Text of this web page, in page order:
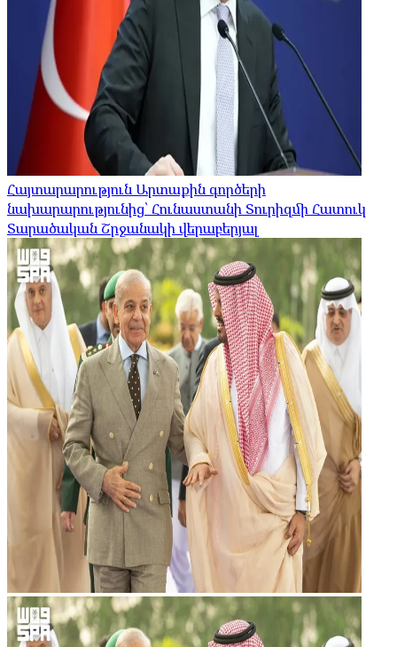
Հայտարարություն Արտաքին գործերի
նախարարությունից՝ Հունաստանի Տուրիզմի Հատուկ
Տարածական Շրջանակի վերաբերյալ